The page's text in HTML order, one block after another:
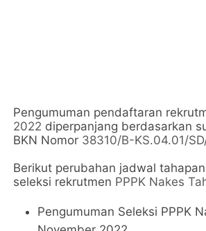
Pengumuman pendaftaran
2022 diperpanjang berdasarkan
BKN Nomor 38310/B-KS.04.01/
Berikut perubahan jadwal
seleksi rekrutmen PPPK Nakes
Pengumuman Seleksi PPPK